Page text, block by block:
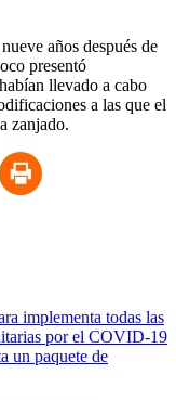
años después de
presentó
llevado a cabo
a las que el
zanjado.
implementa todas las
por el COVID-19
un paquete de